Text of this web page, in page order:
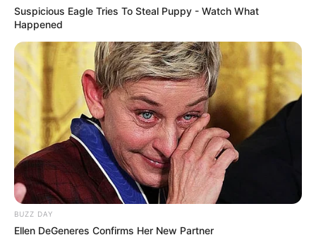
Suspicious Eagle Tries To Steal Puppy - Watch What
Happened
BUZZ DAY
Ellen DeGeneres Confirms Her New Partner